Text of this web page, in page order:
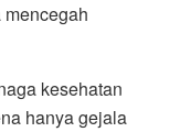
kesehatan
hanya gejala